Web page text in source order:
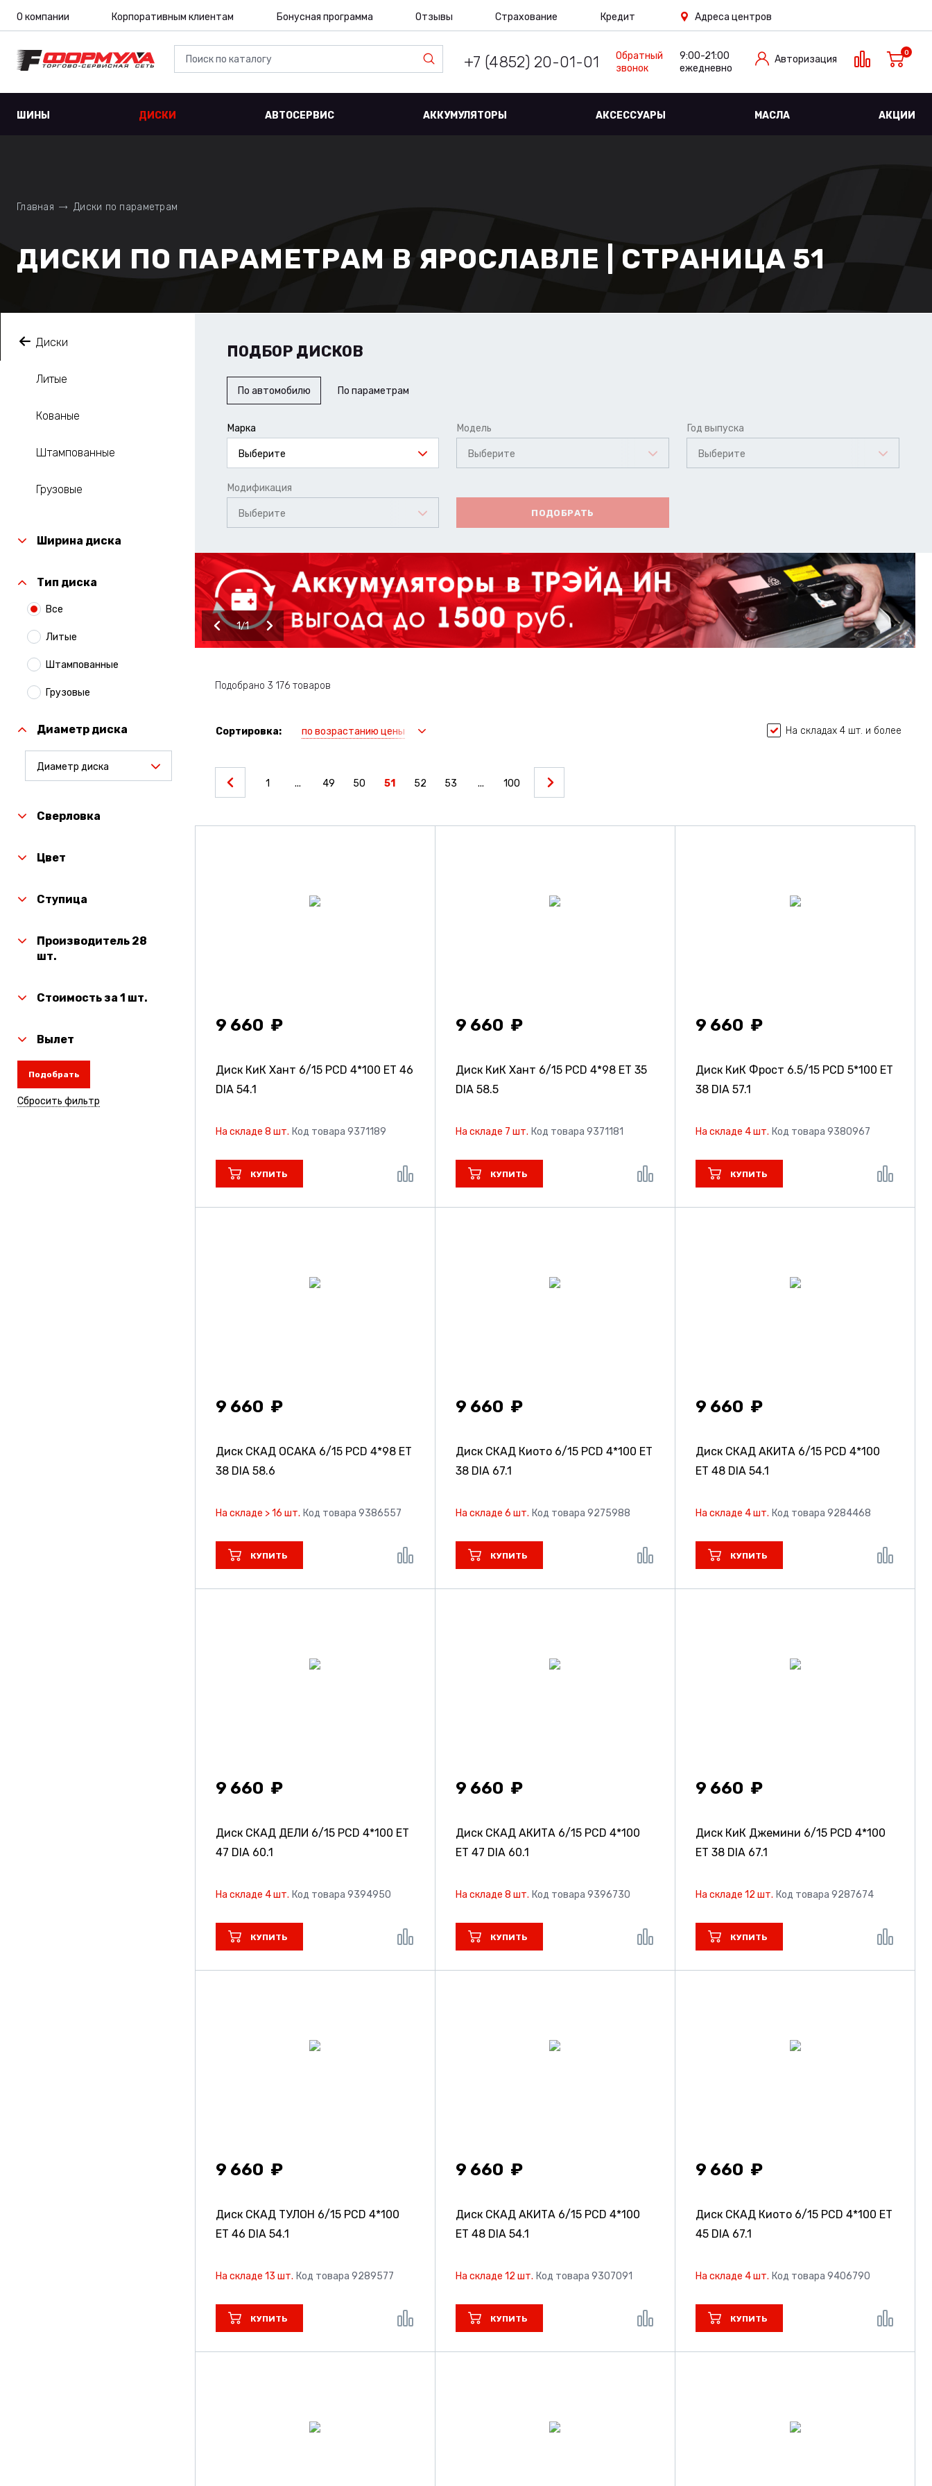
О компании Корпоративным клиентам Бонусная программа Отзывы Страхование Кредит Адреса центров
+7 (4852) 20-01-01
Обратный
звонок
9:00-21:00
ежедневно
Авторизация
0
ШИНЫ ДИСКИ АВТОСЕРВИС АККУМУЛЯТОРЫ АКСЕССУАРЫ МАСЛА АКЦИИ
Главная Диски по параметрам
ДИСКИ ПО ПАРАМЕТРАМ В ЯРОСЛАВЛЕ | СТРАНИЦА 51
Диски
Литые
Кованые
Штампованные
Грузовые
Ширина диска
Тип диска
Все
Литые
Штампованные
Грузовые
Диаметр диска
Диаметр диска
Сверловка
Цвет
Ступица
Производитель 28
шт.
Стоимость за 1 шт.
Вылет
Подобрать
Сбросить фильтр
ПОДБОР ДИСКОВ
По автомобилю По параметрам
Марка
Выберите
Модель
Выберите
Год выпуска
Выберите
Модификация
Выберите ПОДОБРАТЬ
1 1
Подобрано 3 176 товаров
Сортировка: по возрастанию цены На складах 4 шт. и более
1 ... 49 50 51 52 53 ... 100
9 660
Диск КиК Хант 6/15 PCD 4*100 ET 46
DIA 54.1
На складе 8 шт. Код товара 9371189
КУПИТЬ
9 660
Диск КиК Хант 6/15 PCD 4*98 ET 35
DIA 58.5
На складе 7 шт. Код товара 9371181
КУПИТЬ
9 660
Диск КиК Фрост 6.5/15 PCD 5*100 ET
38 DIA 57.1
На складе 4 шт. Код товара 9380967
КУПИТЬ
9 660
Диск СКАД ОСАКА 6/15 PCD 4*98 ET
38 DIA 58.6
На складе > 16 шт. Код товара 9386557
КУПИТЬ
9 660
Диск СКАД Киото 6/15 PCD 4*100 ET
38 DIA 67.1
На складе 6 шт. Код товара 9275988
КУПИТЬ
9 660
Диск СКАД АКИТА 6/15 PCD 4*100
ET 48 DIA 54.1
На складе 4 шт. Код товара 9284468
КУПИТЬ
9 660
Диск СКАД ДЕЛИ 6/15 PCD 4*100 ET
47 DIA 60.1
На складе 4 шт. Код товара 9394950
КУПИТЬ
9 660
Диск СКАД АКИТА 6/15 PCD 4*100
ET 47 DIA 60.1
На складе 8 шт. Код товара 9396730
КУПИТЬ
9 660
Диск КиК Джемини 6/15 PCD 4*100
ET 38 DIA 67.1
На складе 12 шт. Код товара 9287674
КУПИТЬ
9 660
Диск СКАД ТУЛОН 6/15 PCD 4*100
ET 46 DIA 54.1
На складе 13 шт. Код товара 9289577
КУПИТЬ
9 660
Диск СКАД АКИТА 6/15 PCD 4*100
ET 48 DIA 54.1
На складе 12 шт. Код товара 9307091
КУПИТЬ
9 660
Диск СКАД Киото 6/15 PCD 4*100 ET
45 DIA 67.1
На складе 4 шт. Код товара 9406790
КУПИТЬ